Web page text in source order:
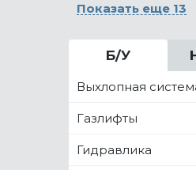
Показать еще 13
Б/У
Выхлопная
Газлифты
Гидравлика